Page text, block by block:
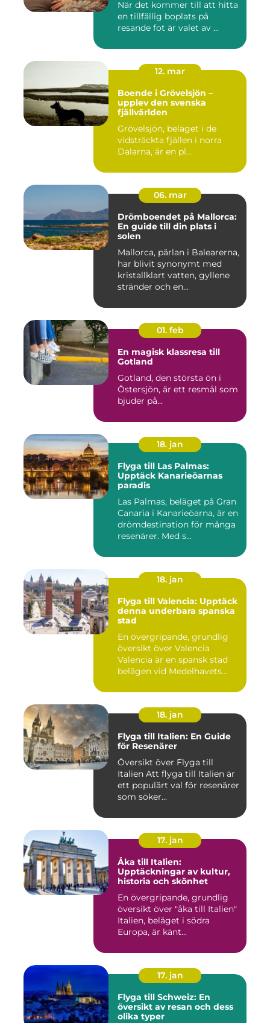
När det kommer till att hitta
en tillfällig boplats på
resande fot är valet av ...
12. mar
Boende i Grövelsjön –
upplev den svenska
fjällvärlden
Grövelsjön, beläget i de
vidsträckta fjällen i norra
Dalarna, är en pl...
06. mar
Drömboendet på Mallorca:
En guide till din plats i
solen
Mallorca, pärlan i Balearerna,
har blivit synonymt med
kristallklart vatten, gyllene
stränder och en...
01. feb
En magisk klassresa till
Gotland
Gotland, den största ön i
Östersjön, är ett resmål som
bjuder på...
18. jan
Flyga till Las Palmas:
Upptäck Kanarieöarnas
paradis
Las Palmas, beläget på Gran
Canaria i Kanarieöarna, är en
drömdestination för många
resenärer. Med s...
18. jan
Flyga till Valencia: Upptäck
denna underbara spanska
stad
En övergripande, grundlig
översikt över Valencia
Valencia är en spansk stad
belägen vid Medelhavets...
18. jan
Flyga till Italien: En Guide
för Resenärer
Översikt över Flyga till
Italien Att flyga till Italien är
ett populärt val för resenärer
som söker...
17. jan
Åka till Italien:
Upptäckningar av kultur,
historia och skönhet
En övergripande, grundlig
översikt över "åka till Italien"
Italien, beläget i södra
Europa, är känt...
17. jan
Flyga till Schweiz: En
översikt av resan och dess
olika typer